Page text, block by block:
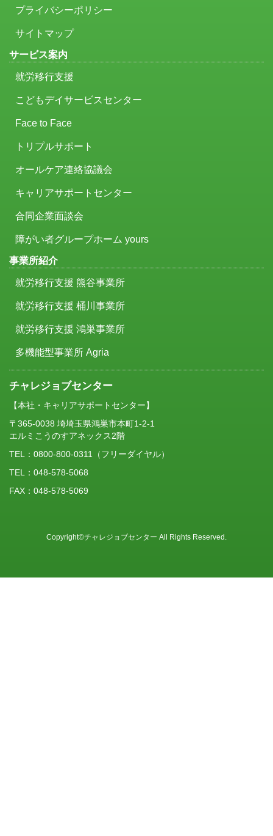
プライバシーポリシー
サイトマップ
サービス案内
就労移行支援
こどもデイサービスセンター
Face to Face
トリプルサポート
オールケア連絡協議会
キャリアサポートセンター
合同企業面談会
障がい者グループホーム yours
事業所紹介
就労移行支援 熊谷事業所
就労移行支援 桶川事業所
就労移行支援 鴻巣事業所
多機能型事業所 Agria
チャレジョブセンター
【本社・キャリアサポートセンター】
〒365-0038 埼埼玉県鴻巣市本町1-2-1
エルミこうのすアネックス2階
TEL： 0800-800-0311
（フリーダイヤル）
TEL：048-578-5068
FAX：048-578-5069
Copyright©チャレジョブセンター All Rights Reserved.